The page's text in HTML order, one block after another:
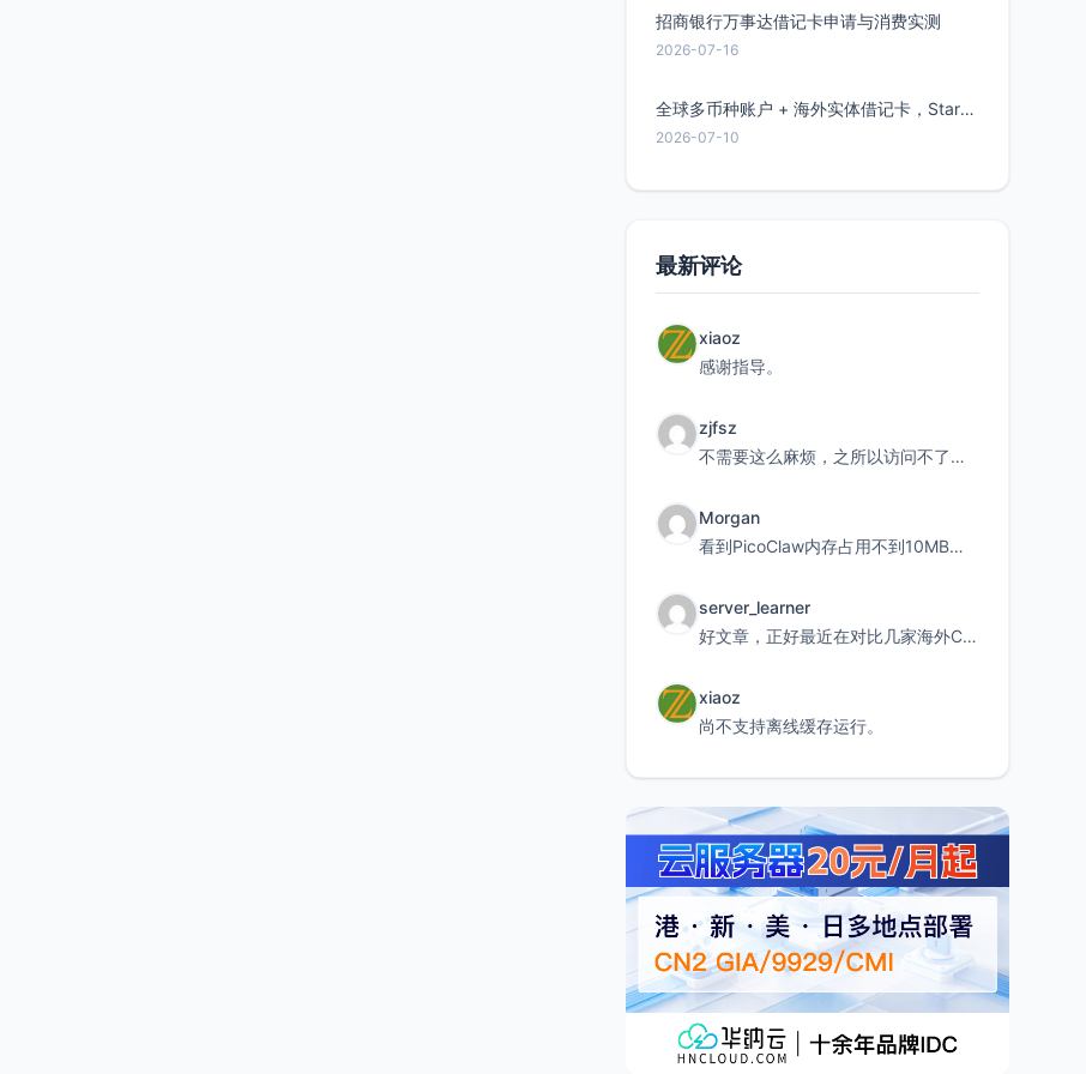
招商银行万事达借记卡申请与消费实测
2026-07-16
全球多币种账户 + 海外实体借记卡，Starryblu开户教程与注意事项
2026-07-10
最新评论
xiaoz
感谢指导。
zjfsz
不需要这么麻烦，之所以访问不了，是由于非对称路由的问题，在爱快主路由添加一条静态路由192.168.
Morgan
看到PicoClaw内存占用不到10MB这个数据真的很惊喜，确实很适合我这种想用旧设备折腾AI的小白
server_learner
好文章，正好最近在对比几家海外CDN。文中提到CF免费版不支持自定义回源端口和HOST这个痛点太真实
xiaoz
尚不支持离线缓存运行。